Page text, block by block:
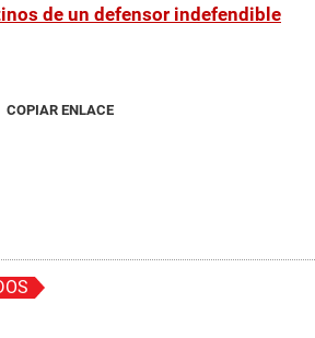
de un defensor indefendible
COPIAR ENLACE